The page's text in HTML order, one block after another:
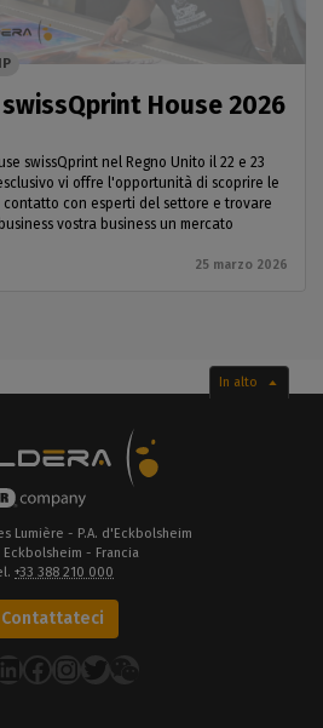
House 2026
swissQprint nel Regno Unito il 22 e 23
vi offre l'opportunità di scoprire le
con esperti del settore e trovare
vostra business un mercato
25 marzo 2026
In alto
Lumière - P.A. d'Eckbolsheim
Eckbolsheim - Francia
+33 388 210 000
Contattateci
LinkedIn
Facebook
Instagram
Twitter